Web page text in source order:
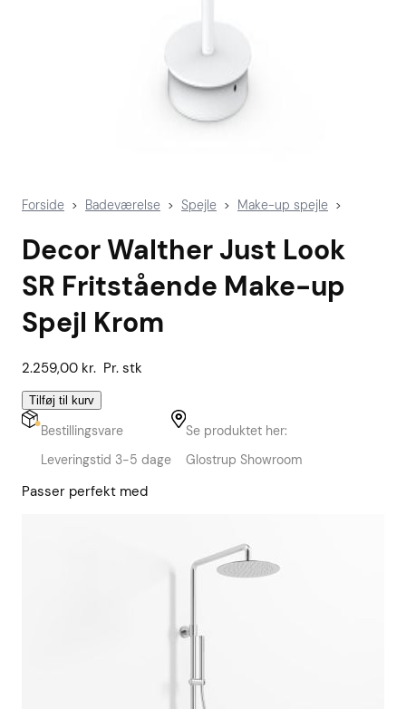
Forside > Badeværelse > Spejle > Make-up spejle >
Decor Walther Just Look
SR Fritstående Make-up
Spejl Krom
2.259,00 kr. Pr. stk
Tilføj til kurv
Bestillingsvare
Leveringstid 3-5 dage
Se produktet her:
Glostrup Showroom
Passer perfekt med